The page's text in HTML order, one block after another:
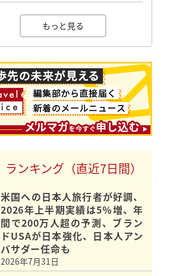
もっと見る
ランキング（直近7日間）
米国への日本人旅行者が好調、
2026年上半期実績は5％増、年
間で200万人超の予測、ブラン
ドUSAが日本強化、日本人アン
バサダー任命も
2026年7月31日